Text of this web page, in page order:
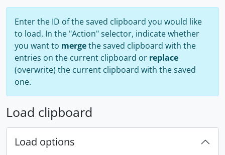
Enter the ID of the saved clipboard you would like
to load. In the "Action" selector, indicate whether
you want to mergethe saved clipboard with the
entries on the current clipboard or replace
(overwrite) the current clipboard with the saved
one.
Load clipboard
Load options